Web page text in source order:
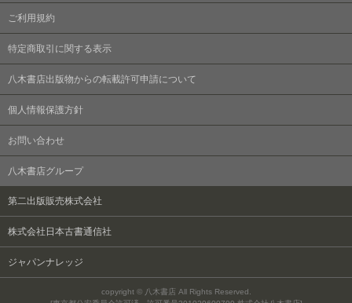
ご利用規約
特定商取引に関する表示
八木書店出版物からの転載許可申請について
個人情報保護方針
お問い合わせ
八木書店グループ
copyright © 八木書店 All Rights Reserved.
第二出版販売株式会社
株式会社日本古書通信社
ジャパンナレッジ